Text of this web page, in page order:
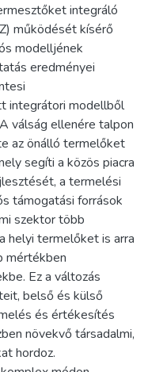
integráló
működését kísérő
modelljének
eredményei
integrátori modellből
válság ellenére talpon
az önálló termelőket
segíti a közös piacra
a termelési
támogatási források
szektor több
helyi termelőket is arra
mértékben
Ez a változás
belső és külső
és értékesítés
növekvő társadalmi,
hordoz.